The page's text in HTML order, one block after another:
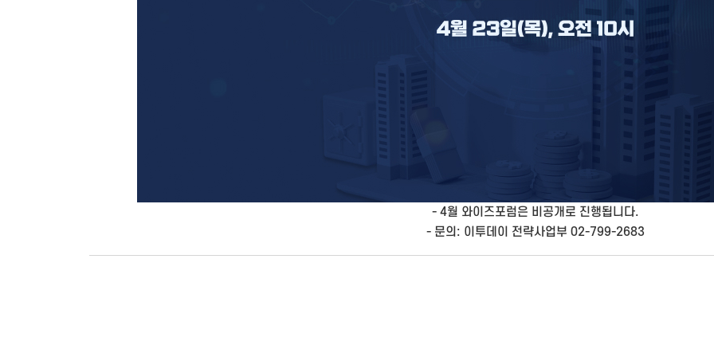
- 4월 와이즈포럼은 비공개로 진행됩니다.
- 문의: 이투데이 전략사업부 02-799-2683